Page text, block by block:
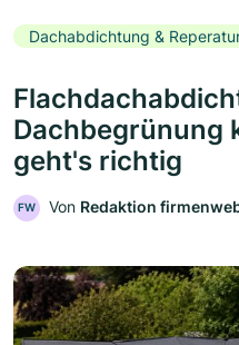
Dachabdichtung &
Dachbegrünung
geht's richtig
FW Von Redaktion